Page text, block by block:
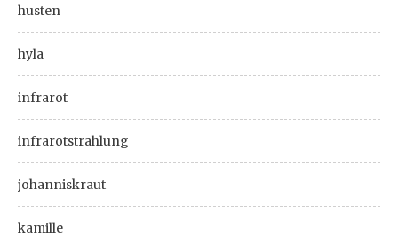
husten
hyla
infrarot
infrarotstrahlung
johanniskraut
kamille